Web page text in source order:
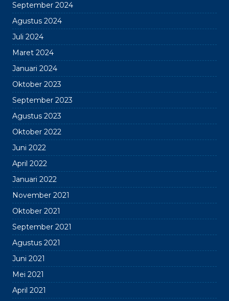
September 2024
Agustus 2024
Juli 2024
Maret 2024
Januari 2024
Oktober 2023
September 2023
Agustus 2023
Oktober 2022
Juni 2022
April 2022
Januari 2022
November 2021
Oktober 2021
September 2021
Agustus 2021
Juni 2021
Mei 2021
April 2021